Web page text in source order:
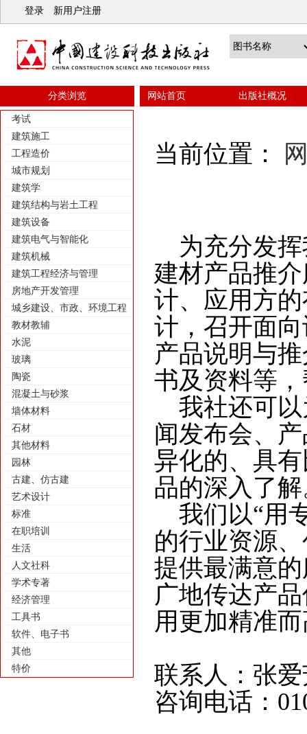
登录 新用户注册
分类浏览 网站首页 出版社概况
考试
建筑施工
工程造价
城市规划
建筑学
建筑结构与岩土工程
建筑设备
建筑电气与智能化
建筑机械
建筑工程经济与管理
房地产开发管理
城乡建设、市政、环境工程
教材教辅
水泥
玻璃
陶瓷
混凝土与砂浆
墙体材料
石材
其他材料
园林
古建、仿古建
艺术设计
标准
在职培训
生活
人文社科
学术专著
经济管理
工具书
软件、电子书
其他
特价
当前位置：
为充分发
建材产品推
计、应用方
计，召开面
产品说明与
书及资料等
我社还可
闻发布会、
异化的、具
品的深入了
我们以“用
的行业资源
提供最满意
广地传达产
用更加精准
联系人：张
咨询电话：